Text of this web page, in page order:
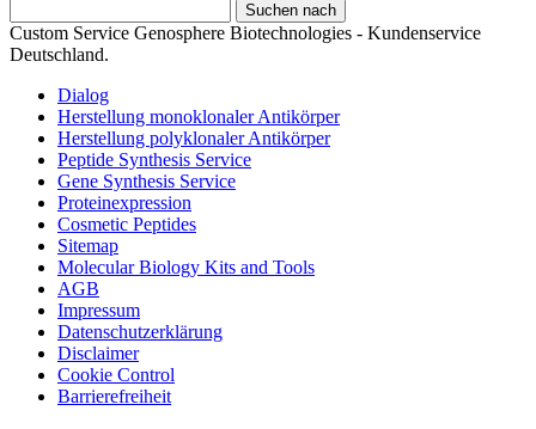
Custom Service Genosphere Biotechnologies - Kundenservice
Deutschland.
Dialog
Herstellung monoklonaler Antikörper
Herstellung polyklonaler Antikörper
Peptide Synthesis Service
Gene Synthesis Service
Proteinexpression
Cosmetic Peptides
Sitemap
Molecular Biology Kits and Tools
AGB
Impressum
Datenschutzerklärung
Disclaimer
Cookie Control
Barrierefreiheit